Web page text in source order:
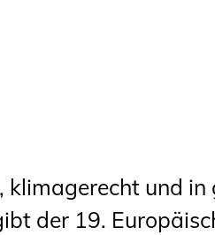
Kontakt
und in
der 19.